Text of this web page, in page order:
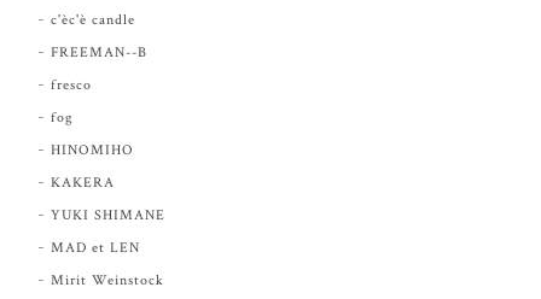
c'èc'è candle
FREEMAN--B
fresco
fog
HINOMIHO
KAKERA
YUKI SHIMANE
MAD et LEN
Mirit Weinstock